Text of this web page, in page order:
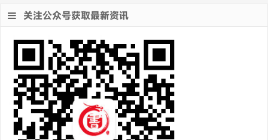
关注公众号获取最新资讯